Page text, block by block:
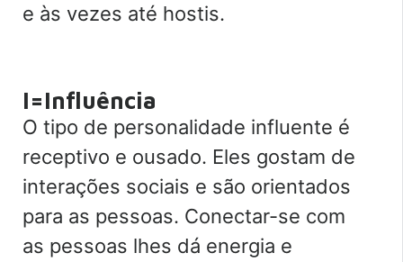
e às vezes até hostis.
I=Influência
O tipo de personalidade influente é
receptivo e ousado. Eles gostam de
interações sociais e são orientados
para as pessoas. Conectar-se com
as pessoas lhes dá energia e